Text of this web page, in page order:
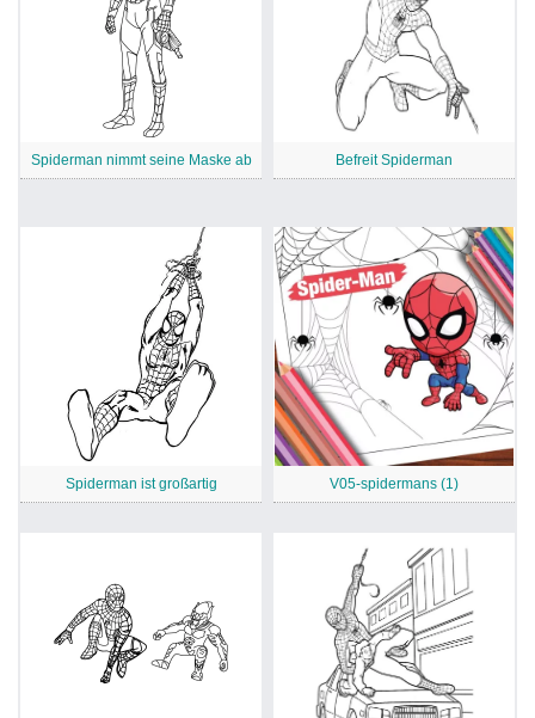
Spiderman nimmt seine Maske ab Befreit Spiderman
Spiderman ist großartig V05-spidermans (1)